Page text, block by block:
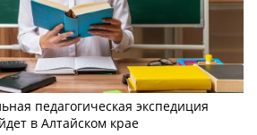
педагогическая экспедиция
в Алтайском крае